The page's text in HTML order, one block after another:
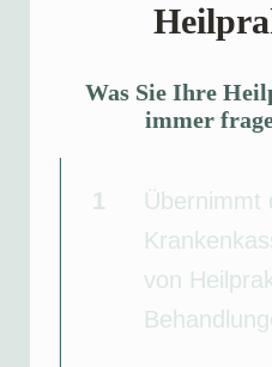
Was Sie Ihre
immer
1
Übernimmt
von